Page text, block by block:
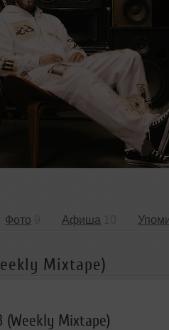
Фото Афиша
Mixtape)
(Weekly Mixtape)